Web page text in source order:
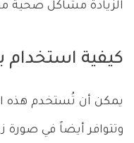
الزيادة مشاكل صحية
كيفية استخدام
يمكن أن تُستخدم هذه
وتتوافر أيضاً في